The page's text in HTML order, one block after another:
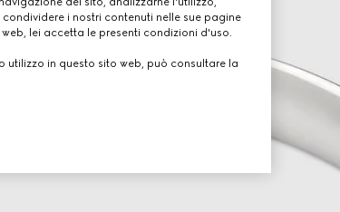
i nostri contenuti nelle sue pagine
lei accetta le presenti condizioni d'uso.
utilizzo in questo sito web, può consultare la